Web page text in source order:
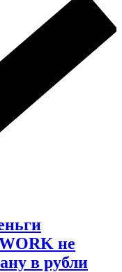
не
в рубли